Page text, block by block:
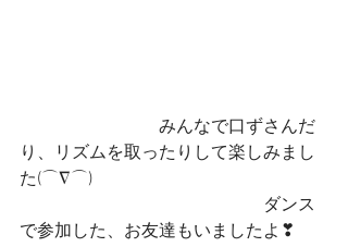
みんなで口ずさんだ
り、リズムを取ったりして楽しみまし
た(⌒∇⌒)
ダンス
で参加した、お友達もいましたよ❣